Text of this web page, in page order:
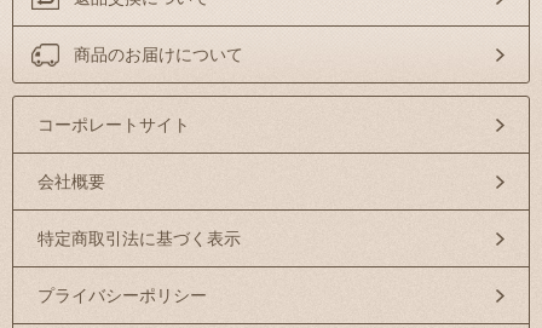
商品のお届けについて
コーポレートサイト
会社概要
特定商取引法に基づく表示
プライバシーポリシー